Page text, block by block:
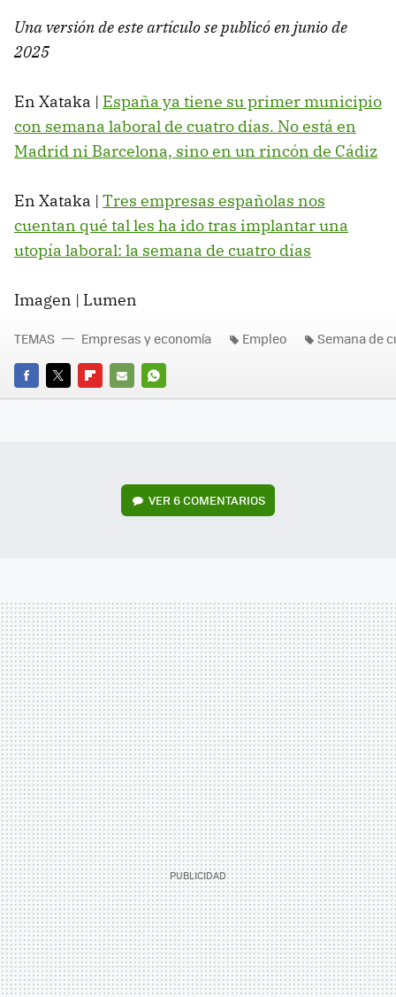
Una versión de este artículo se publicó en junio de
2025
En Xataka | España ya tiene su primer municipio
con semana laboral de cuatro días. No está en
Madrid ni Barcelona, sino en un rincón de Cádiz
En Xataka | Tres empresas españolas nos
cuentan qué tal les ha ido tras implantar una
utopía laboral: la semana de cuatro días
Imagen | Lumen
FACEBOOK
TWITTERFLIPBOARD
E-
WHATSAPP
TEMAS Empresas y economía Empleo Semana de
VER6 COMENTARIOS